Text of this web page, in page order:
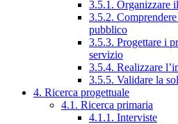
3.5.1. Organizzare
3.5.2.
pubblico
3.5.3. Progettare i
servizio
3.5.4. Realizzare
3.5.5. Validare la
4. Ricerca progettuale
4.1. Ricerca primaria
4.1.1. Interviste